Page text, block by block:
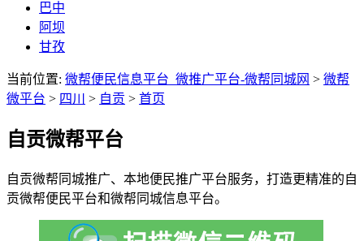
巴中
阿坝
甘孜
当前位置: 微帮便民信息平台_微推广平台-微帮同城网 > 微帮
微平台 > 四川 > 自贡 > 首页
自贡微帮平台
自贡微帮同城推广、本地便民推广平台服务，打造更精准的自
贡微帮便民平台和微帮同城信息平台。